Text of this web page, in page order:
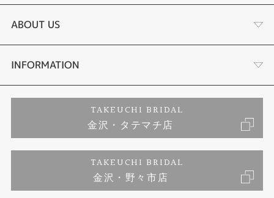
結婚指輪
セットリング
婚約ネックレス
ダイヤモンド
ジュエリーリフォーム
選ばれる理由まとめ
お客様の声
プロポーズサポート
ブランドリスト
福井指輪工房｜手作りペアリング
ABOUT US
会社概要
お客様の声
INFORMATION
プライバシーポリシー
TAKEUCHI BRIDAL
金沢・タテマチ店
TAKEUCHI BRIDAL
金沢・野々市店